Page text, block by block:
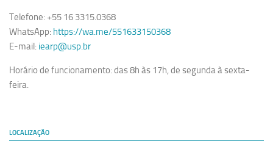
Telefone: +55 16 3315.0368
WhatsApp: https://wa.me/551633150368
E-mail: iearp@usp.br
Horário de funcionamento: das 8h às 17h, de segunda à sexta-
feira.
LOCALIZAÇÃO